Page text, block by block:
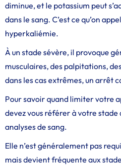
diminue, et le potassium peut
dans le sang. C’est ce qu’on
hyperkaliémie.
À un stade sévère, il provoque
musculaires, des palpitations,
dans les cas extrêmes, un arrêt
Pour savoir quand limiter votre
devez vous référer à votre stade
analyses de sang.
Elle n’est généralement pas
mais devient fréquente aux